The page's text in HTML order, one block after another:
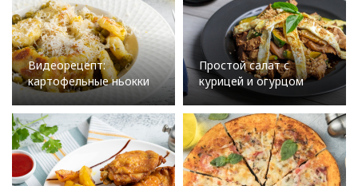
Видеорецепт:
картофельные ньокки
Простой салат с
курицей и огурцом